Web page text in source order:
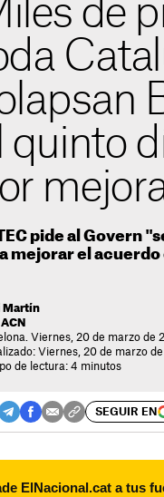
de
quinto
pide al Govern
mejorar el acuerdo
Martín
ACN
Viernes, 20 de marzo de
Viernes, 20 de marzo
de lectura: 4 minutos
SEGUIR EN
ElNacional.cat a tus